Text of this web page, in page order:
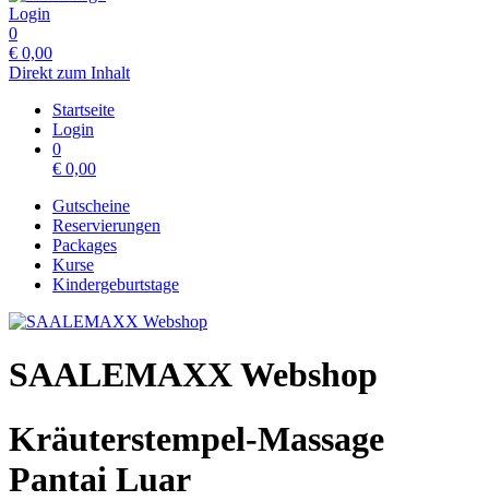
Login
0
€ 0,00
Direkt zum Inhalt
Startseite
Login
0
€ 0,00
Gutscheine
Reservierungen
Packages
Kurse
Kindergeburtstage
SAALEMAXX Webshop
Kräuterstempel-Massage
Pantai Luar